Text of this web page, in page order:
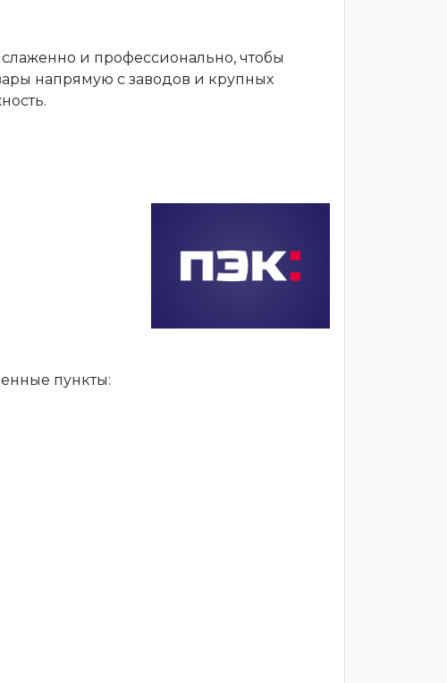
и профессионально, чтобы
напрямую с заводов и крупных
пункты: